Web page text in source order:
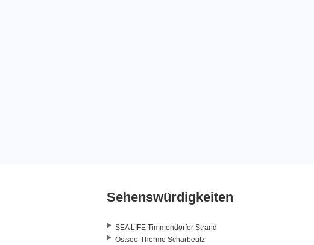
Sehenswürdigkeiten
SEA LIFE Timmendorfer Strand
Ostsee-Therme Scharbeutz